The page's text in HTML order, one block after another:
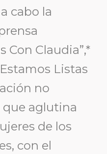
cabo la
Con Claudia”,*
Listas
no
aglutina
de los
con el